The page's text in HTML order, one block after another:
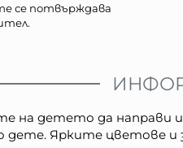
се потвърждава
на детето да
дете. Ярките цветове